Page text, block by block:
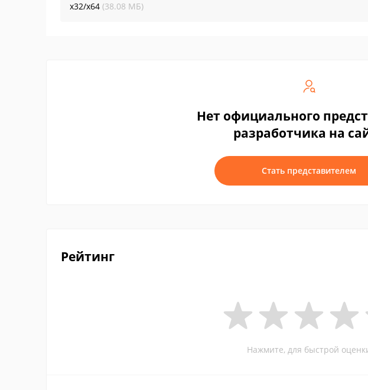
x32/x64 (38.08 МБ)
Нет официального
разработчика на
Стать представителем
Рейтинг
Нажмите, для быстрой